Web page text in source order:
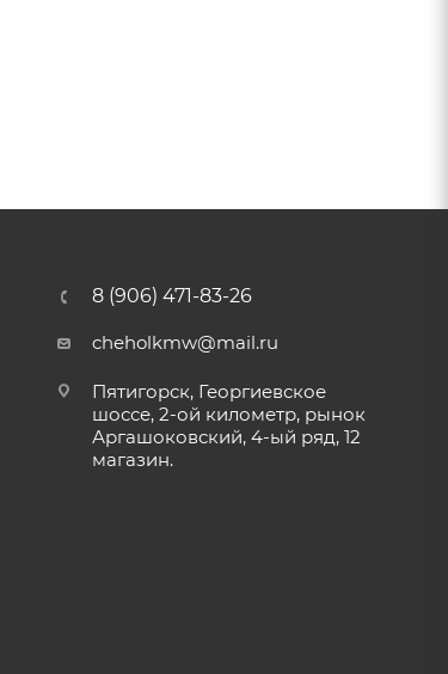
8 (906) 471-83-26
cheholkmw@mail.ru
Пятигорск, Георгиевское
шоссе, 2-ой километр, рынок
Аргашоковский, 4-ый ряд, 12
магазин.